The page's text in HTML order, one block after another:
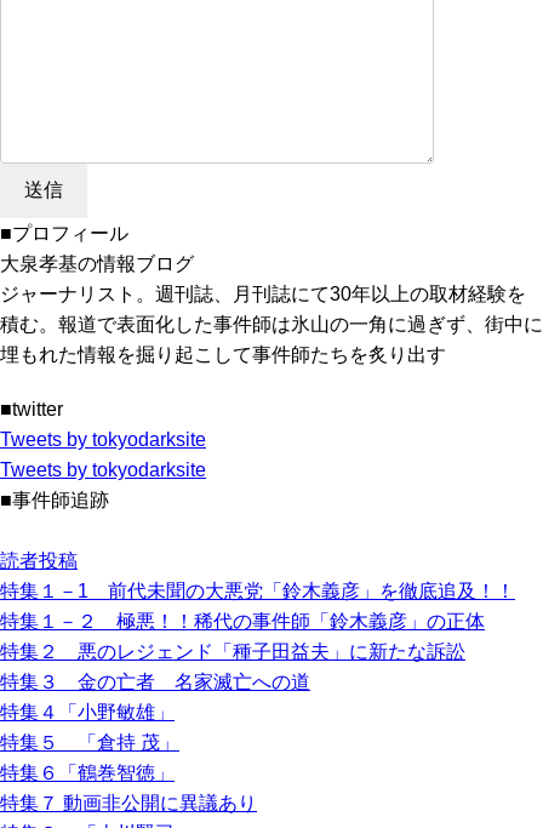
■プロフィール
大泉孝基の情報ブログ
ジャーナリスト。週刊誌、月刊誌にて30年以上の取材経験を
積む。報道で表面化した事件師は氷山の一角に過ぎず、街中に
埋もれた情報を掘り起こして事件師たちを炙り出す
■twitter
Tweets by tokyodarksite
Tweets by tokyodarksite
■事件師追跡
読者投稿
特集１－1 前代未聞の大悪党「鈴木義彦」を徹底追及！！
特集１－２ 極悪！！稀代の事件師「鈴木義彦」の正体
特集２ 悪のレジェンド「種子田益夫」に新たな訴訟
特集３ 金の亡者 名家滅亡への道
特集４「小野敏雄」
特集５ 「倉持 茂」
特集６「鶴巻智徳」
特集７ 動画非公開に異議あり